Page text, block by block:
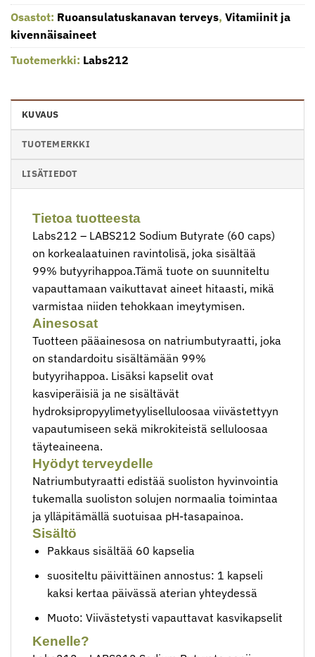
Osastot: Ruoansulatuskanavan terveys, Vitamiinit ja
kivennäisaineet
Tuotemerkki: Labs212
KUVAUS
TUOTEMERKKI
LISÄTIEDOT
Tietoa tuotteesta
Labs212 – LABS212 Sodium Butyrate (60 caps)
on korkealaatuinen ravintolisä, joka sisältää
99% butyyrihappoa.Tämä tuote on suunniteltu
vapauttamaan vaikuttavat aineet hitaasti, mikä
varmistaa niiden tehokkaan imeytymisen.
Ainesosat
Tuotteen pääainesosa on natriumbutyraatti, joka
on standardoitu sisältämään 99%
butyyrihappoa. Lisäksi kapselit ovat
kasviperäisiä ja ne sisältävät
hydroksipropyylimetyyliselluloosaa viivästettyyn
vapautumiseen sekä mikrokiteistä selluloosaa
täyteaineena.
Hyödyt terveydelle
Natriumbutyraatti edistää suoliston hyvinvointia
tukemalla suoliston solujen normaalia toimintaa
ja ylläpitämällä suotuisaa pH-tasapainoa.
Sisältö
Pakkaus sisältää 60 kapselia
suositeltu päivittäinen annostus: 1 kapseli
kaksi kertaa päivässä aterian yhteydessä
Muoto: Viivästetysti vapauttavat kasvikapselit
Kenelle?